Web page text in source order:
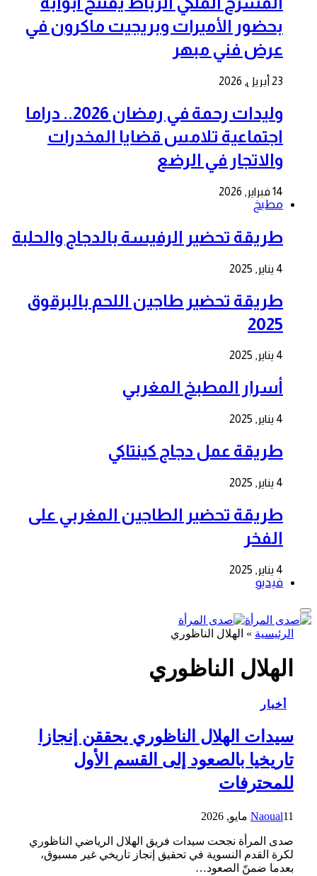
بحضور الأميرات وبريجيت ماكرون في
عرض فني مبهر
23 أبريل, 2026
وليدات رحمة في رمضان 2026.. دراما
اجتماعية تلامس قضايا المخدرات
والاتجار في الرضع
14 فبراير, 2026
مطبخ
طريقة تحضير الرفيسة بالدجاج والحلبة
4 يناير, 2025
طريقة تحضير طاجين اللحم بالبرقوق
2025
4 يناير, 2025
أسرار المطبخ المغربي
4 يناير, 2025
طريقة عمل دجاج كينتاكي
4 يناير, 2025
طريقة تحضير الطاجين المغربي على
الفخر
4 يناير, 2025
فيديو
الرئيسية » الهلال الناظوري
الهلال الناظوري
أخبار
سيدات الهلال الناظوري يحققن إنجازا
تاريخيا بالصعود إلى القسم الأول
للمحترفات
Naoual11 مايو, 2026
صدى المرأة نجحت سيدات فريق الهلال الرياضي الناظوري
لكرة القدم النسوية في تحقيق إنجاز تاريخي غير مسبوق،
بعدما ضمنّ الصعود…